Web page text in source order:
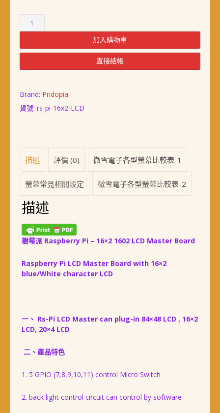
樹
派
Pi
character
Master
量
加入購物車
直接結帳
Brand: Pridopia
貨號: rs-pi-16x2-LCD
描述 評價 (0) 微雪電子各型螢幕比較表-1
螢幕常見相關設定 微雪電子各型螢幕比較表-2
描述
樹莓派 Raspberry Pi – 16×2 1602 LCD Master Board
Raspberry Pi LCD Master Board with 16×2
blue/White character LCD
一、 Rs-Pi LCD Master can plug-in 84×48 LCD , 16×2
LCD, 20×4 LCD
二、產品特色
1. 5 GPIO (7,8,9,10,11) control Micro Switch
2. back light control circuit can control by software